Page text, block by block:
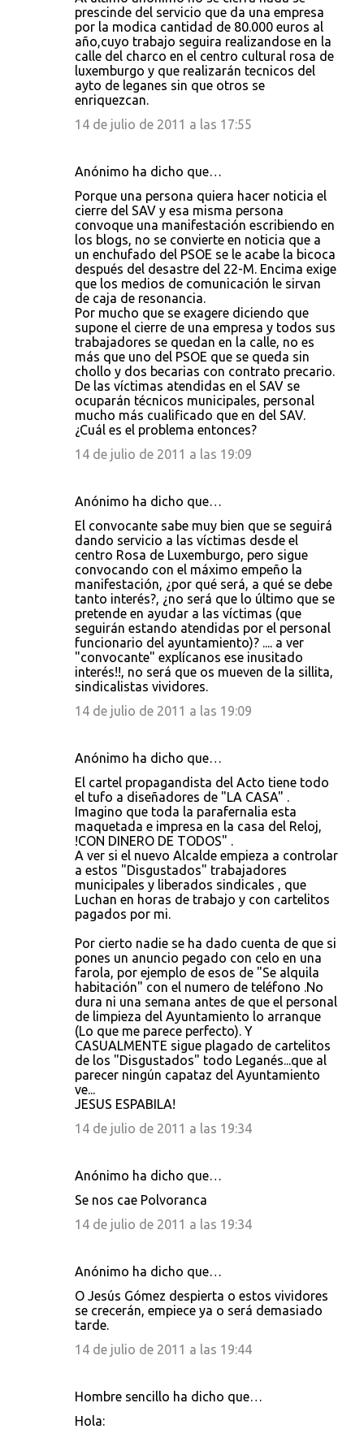
prescinde del servicio que da una empresa
por la modica cantidad de 80.000 euros al
año,cuyo trabajo seguira realizandose en la
calle del charco en el centro cultural rosa de
luxemburgo y que realizarán tecnicos del
ayto de leganes sin que otros se
enriquezcan.
14 de julio de 2011 a las 17:55
Anónimo ha dicho que…
Porque una persona quiera hacer noticia el
cierre del SAV y esa misma persona
convoque una manifestación escribiendo en
los blogs, no se convierte en noticia que a
un enchufado del PSOE se le acabe la bicoca
después del desastre del 22-M. Encima exige
que los medios de comunicación le sirvan
de caja de resonancia.
Por mucho que se exagere diciendo que
supone el cierre de una empresa y todos sus
trabajadores se quedan en la calle, no es
más que uno del PSOE que se queda sin
chollo y dos becarias con contrato precario.
De las víctimas atendidas en el SAV se
ocuparán técnicos municipales, personal
mucho más cualificado que en del SAV.
¿Cuál es el problema entonces?
14 de julio de 2011 a las 19:09
Anónimo ha dicho que…
El convocante sabe muy bien que se seguirá
dando servicio a las víctimas desde el
centro Rosa de Luxemburgo, pero sigue
convocando con el máximo empeño la
manifestación, ¿por qué será, a qué se debe
tanto interés?, ¿no será que lo último que se
pretende en ayudar a las víctimas (que
seguirán estando atendidas por el personal
funcionario del ayuntamiento)? .... a ver
"convocante" explícanos ese inusitado
interés!!, no será que os mueven de la sillita,
sindicalistas vividores.
14 de julio de 2011 a las 19:09
Anónimo ha dicho que…
El cartel propagandista del Acto tiene todo
el tufo a diseñadores de "LA CASA" .
Imagino que toda la parafernalia esta
maquetada e impresa en la casa del Reloj,
!CON DINERO DE TODOS" .
A ver si el nuevo Alcalde empieza a controlar
a estos "Disgustados" trabajadores
municipales y liberados sindicales , que
Luchan en horas de trabajo y con cartelitos
pagados por mi.
Por cierto nadie se ha dado cuenta de que si
pones un anuncio pegado con celo en una
farola, por ejemplo de esos de "Se alquila
habitación" con el numero de teléfono .No
dura ni una semana antes de que el personal
de limpieza del Ayuntamiento lo arranque
(Lo que me parece perfecto). Y
CASUALMENTE sigue plagado de cartelitos
de los "Disgustados" todo Leganés...que al
parecer ningún capataz del Ayuntamiento
ve...
JESUS ESPABILA!
14 de julio de 2011 a las 19:34
Anónimo ha dicho que…
Se nos cae Polvoranca
14 de julio de 2011 a las 19:34
Anónimo ha dicho que…
O Jesús Gómez despierta o estos vividores
se crecerán, empiece ya o será demasiado
tarde.
14 de julio de 2011 a las 19:44
Hombre sencillo ha dicho que…
Hola: